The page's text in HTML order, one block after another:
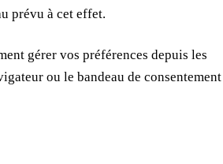
prévu à cet effet.
gérer vos préférences depuis les
ou le bandeau de consentement